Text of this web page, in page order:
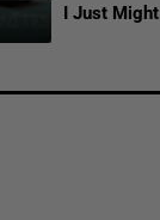
I Just Might